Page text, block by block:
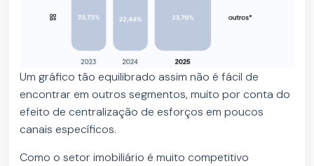
Um gráfico tão equilibrado assim não é fácil de
encontrar em outros segmentos, muito por conta do
efeito de centralização de esforços em poucos
canais específicos.
Como o setor imobiliário é muito competitivo